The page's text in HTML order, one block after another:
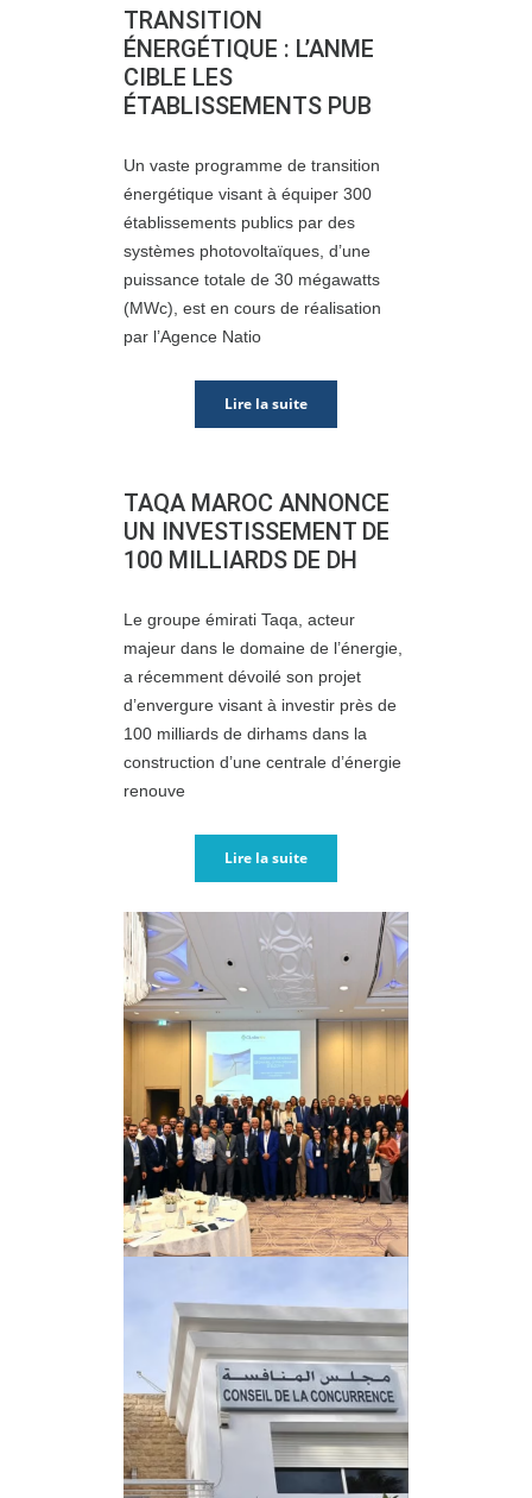
TRANSITION
ÉNERGÉTIQUE : L’ANME
CIBLE LES
ÉTABLISSEMENTS PUB
Un vaste programme de transition
énergétique visant à équiper 300
établissements publics par des
systèmes photovoltaïques, d’une
puissance totale de 30 mégawatts
(MWc), est en cours de réalisation
par l’Agence Natio
Lire la suite
TAQA MAROC ANNONCE
UN INVESTISSEMENT DE
100 MILLIARDS DE DH
Le groupe émirati Taqa, acteur
majeur dans le domaine de l’énergie,
a récemment dévoilé son projet
d’envergure visant à investir près de
100 milliards de dirhams dans la
construction d’une centrale d’énergie
renouve
Lire la suite